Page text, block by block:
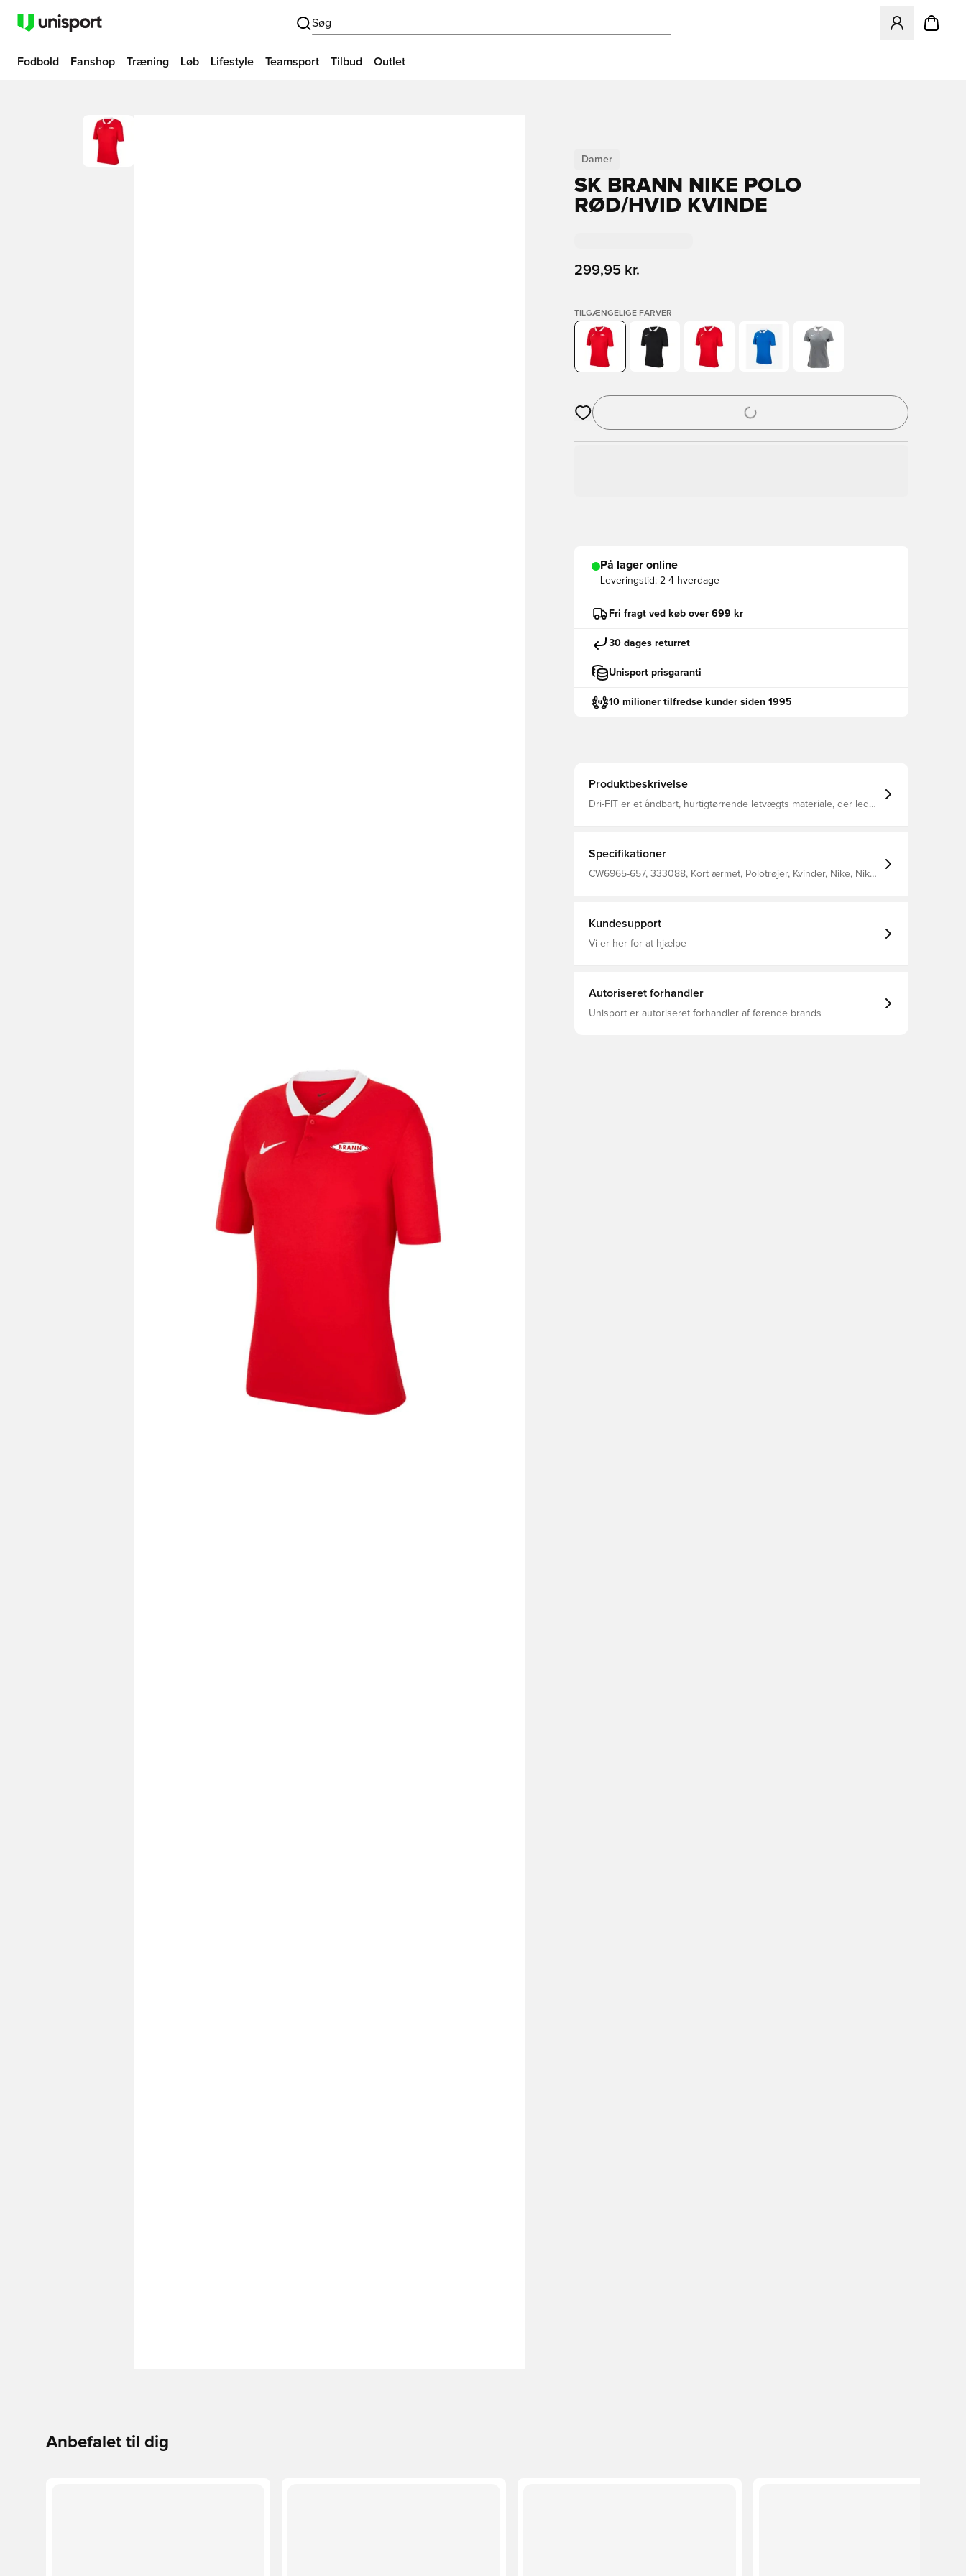
Søg
Åbner en
Fodbold Fanshop Træning Løb Lifestyle Teamsport Tilbud Outlet
Damer
SK BRANN NIKE POLO
RØD/HVID KVINDE
299,95 kr.
TILGÆNGELIGE FARVER
Åbner en Modal til at logge ind eller tilmelde dig som medlem
På lager online
Leveringstid: 2-4 hverdage
Fri fragt ved køb over 699 kr
30 dages returret
Unisport prisgaranti
10 milioner tilfredse kunder siden 1995
Produktbeskrivelse
Dri-FIT er et åndbart, hurtigtørrende letvægts materiale, der leder
Specifikationer
CW6965-657, 333088, Kort ærmet, Polotrøjer, Kvinder, Nike, Nike
Kundesupport
Vi er her for at hjælpe
Autoriseret forhandler
Unisport er autoriseret forhandler af førende brands
Anbefalet til dig